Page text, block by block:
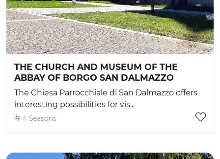
THE CHURCH AND MUSEUM OF THE
ABBAY OF BORGO SAN DALMAZZO
The Chiesa Parrocchiale di San Dalmazzo offers
interesting possibilities for vis...
4 Seasons